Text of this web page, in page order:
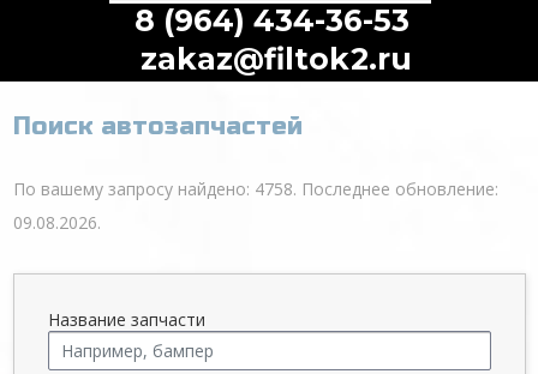
8 (964) 434-36-53
zakaz@filtok2.ru
Поиск автозапчастей
По вашему запросу найдено: 4758. Последнее обновление:
09.08.2026.
Название запчасти